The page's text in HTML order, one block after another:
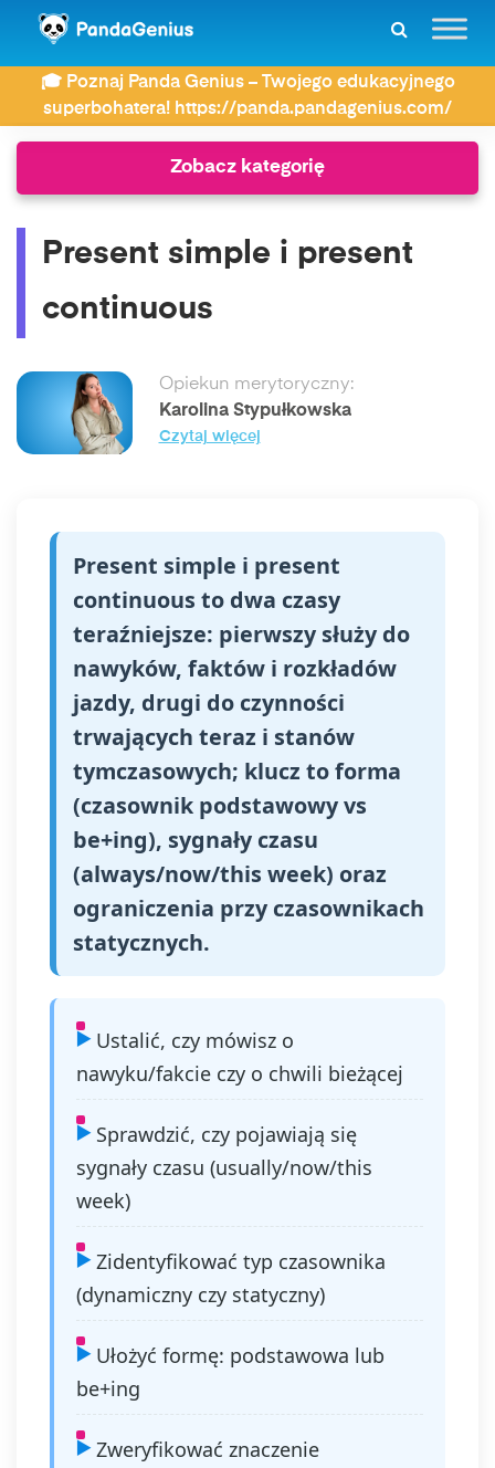
🎓 Poznaj Panda Genius – Twojego edukacyjnego
superbohatera! https://panda.pandagenius.com/
ZDAY Język angielski
Present simple i present continuous
Zobacz kategorię
Present simple i present
continuous
Opiekun merytoryczny:
Karolina Stypułkowska
Czytaj więcej
Present simple i present
continuous to dwa czasy
teraźniejsze: pierwszy służy do
nawyków, faktów i rozkładów
jazdy, drugi do czynności
trwających teraz i stanów
tymczasowych; klucz to forma
(czasownik podstawowy vs
be+ing), sygnały czasu
(always/now/this week) oraz
ograniczenia przy czasownikach
statycznych.
Ustalić, czy mówisz o
nawyku/fakcie czy o chwili bieżącej
Sprawdzić, czy pojawiają się
sygnały czasu (usually/now/this
week)
Zidentyfikować typ czasownika
(dynamiczny czy statyczny)
Ułożyć formę: podstawowa lub
be+ing
Zweryfikować znaczenie